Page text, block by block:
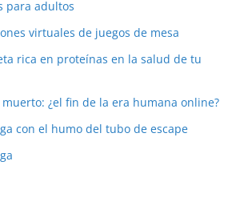
para adultos
virtuales de juegos de mesa
rica en proteínas en la salud de tu
¿el fin de la era humana online?
con el humo del tubo de escape